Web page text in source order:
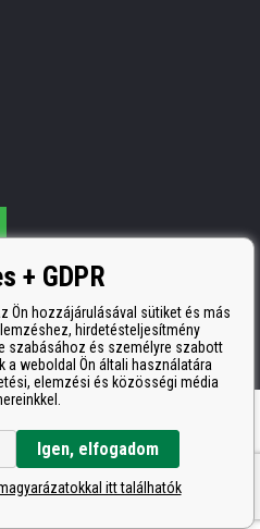
9001 tanúsítvánnyal rendelkezik
BINARGON.cz
+ GDPR
Ön hozzájárulásával sütiket és más
hirdetésteljesítmény
szabásához és személyre szabott
a weboldal Ön általi használatára
elemzési és közösségi média
Igen, elfogadom
itt találhatók